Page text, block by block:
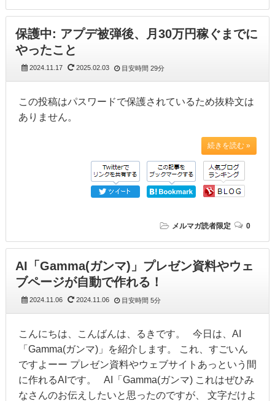
保護中: アプデ被弾後、月30万円稼ぐまでに
やったこと
2024.11.17 2025.02.03 目安時間 29分
この投稿はパスワードで保護されているため抜粋文は
ありません。
続きを読む »
メルマガ読者限定 0
AI「Gamma(ガンマ)」プレゼン資料やウェ
ブページが自動で作れる！
2024.11.06 2024.11.06 目安時間 5分
こんにちは、こんばんは、るきです。 今日は、AI
「Gamma(ガンマ)」を紹介します。 これ、すごいん
ですよーー プレゼン資料やウェブサイトあっという間
に作れるAIです。 AI「Gamma(ガンマ) これはぜひみ
なさんのお伝えしたいと思ったのですが、 文字だけよ